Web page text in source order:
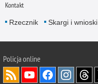
Kontakt
Rzecznik Skargi i wnioski
Policjaonline